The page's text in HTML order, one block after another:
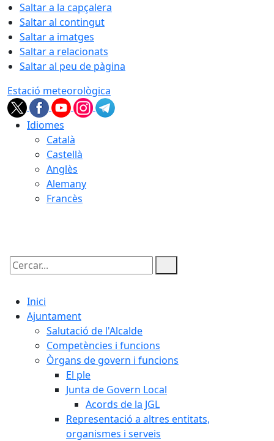
Saltar a la capçalera
Saltar al contingut
Saltar a imatges
Saltar a relacionats
Saltar al peu de pàgina
Estació meteorològica
Idiomes
Català
Castellà
Anglès
Alemany
Francès
Cercar:
Inici
Ajuntament
Salutació de l'Alcalde
Competències i funcions
Òrgans de govern i funcions
El ple
Junta de Govern Local
Acords de la JGL
Representació a altres entitats,
organismes i serveis